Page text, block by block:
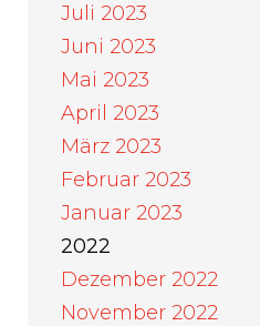
Juli 2023
Juni 2023
Mai 2023
April 2023
März 2023
Februar 2023
Januar 2023
2022
Dezember 2022
November 2022